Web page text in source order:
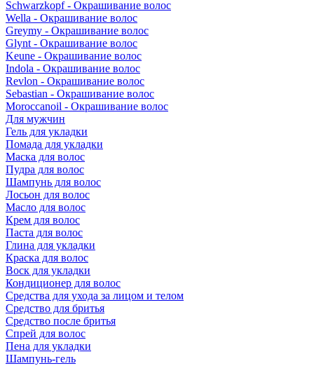
Schwarzkopf - Окрашивание волос
Wella - Окрашивание волос
Greymy - Окрашивание волос
Glynt - Окрашивание волос
Keune - Окрашивание волос
Indola - Окрашивание волос
Revlon - Окрашивание волос
Sebastian - Окрашивание волос
Moroccanoil - Окрашивание волос
Для мужчин
Гель для укладки
Помада для укладки
Маска для волос
Пудра для волос
Шампунь для волос
Лосьон для волос
Масло для волос
Крем для волос
Паста для волос
Глина для укладки
Краска для волос
Воск для укладки
Кондиционер для волос
Средства для ухода за лицом и телом
Средство для бритья
Средство после бритья
Спрей для волос
Пена для укладки
Шампунь-гель